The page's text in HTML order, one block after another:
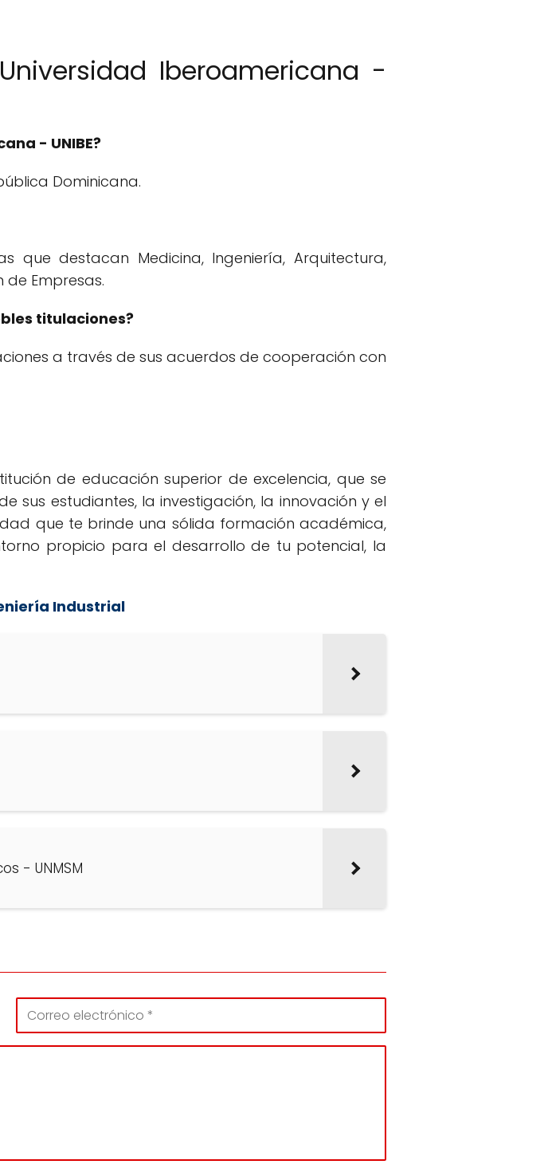
Iberoamericana -
- UNIBE?
Dominicana.
destacan Medicina, Ingeniería, Arquitectura,
de Empresas.
titulaciones?
a través de sus acuerdos de cooperación con
de educación superior de excelencia, que se
sus estudiantes, la investigación, la innovación y el
que te brinde una sólida formación académica,
propicio para el desarrollo de tu potencial, la
Industrial
- UNMSM